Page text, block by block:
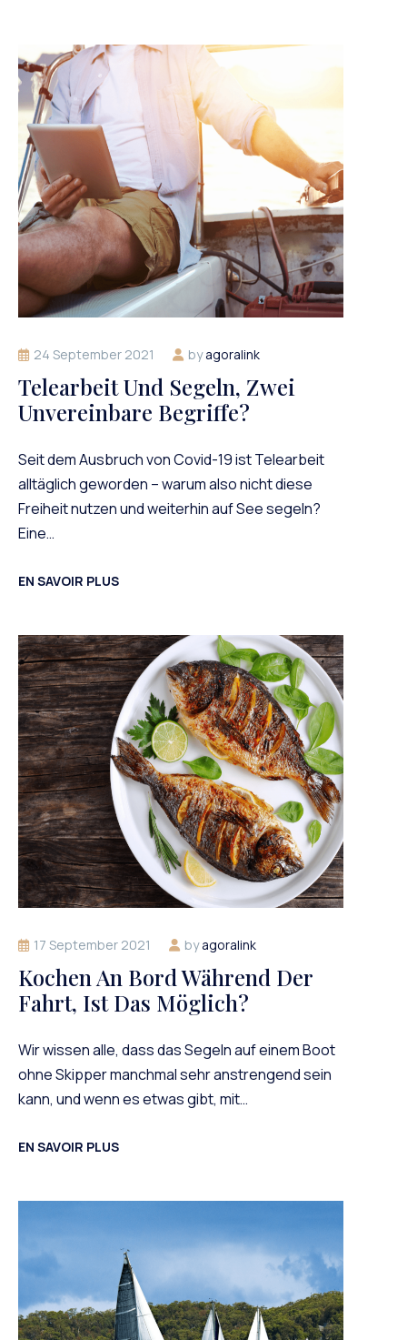
24 September 2021 byagoralink
Telearbeit Und Segeln, Zwei
Unvereinbare Begriffe?
Seit dem Ausbruch von Covid-19 ist Telearbeit
alltäglich geworden – warum also nicht diese
Freiheit nutzen und weiterhin auf See segeln?
Eine…
EN SAVOIR PLUS
17 September 2021 byagoralink
Kochen An Bord Während Der
Fahrt, Ist Das Möglich?
Wir wissen alle, dass das Segeln auf einem Boot
ohne Skipper manchmal sehr anstrengend sein
kann, und wenn es etwas gibt, mit…
EN SAVOIR PLUS